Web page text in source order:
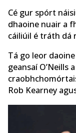
Cé gur spórt
dhaoine nuair a
cáiliúil é tráth dá
Tá go leor
geansaí O’Neills
Rob Kearney